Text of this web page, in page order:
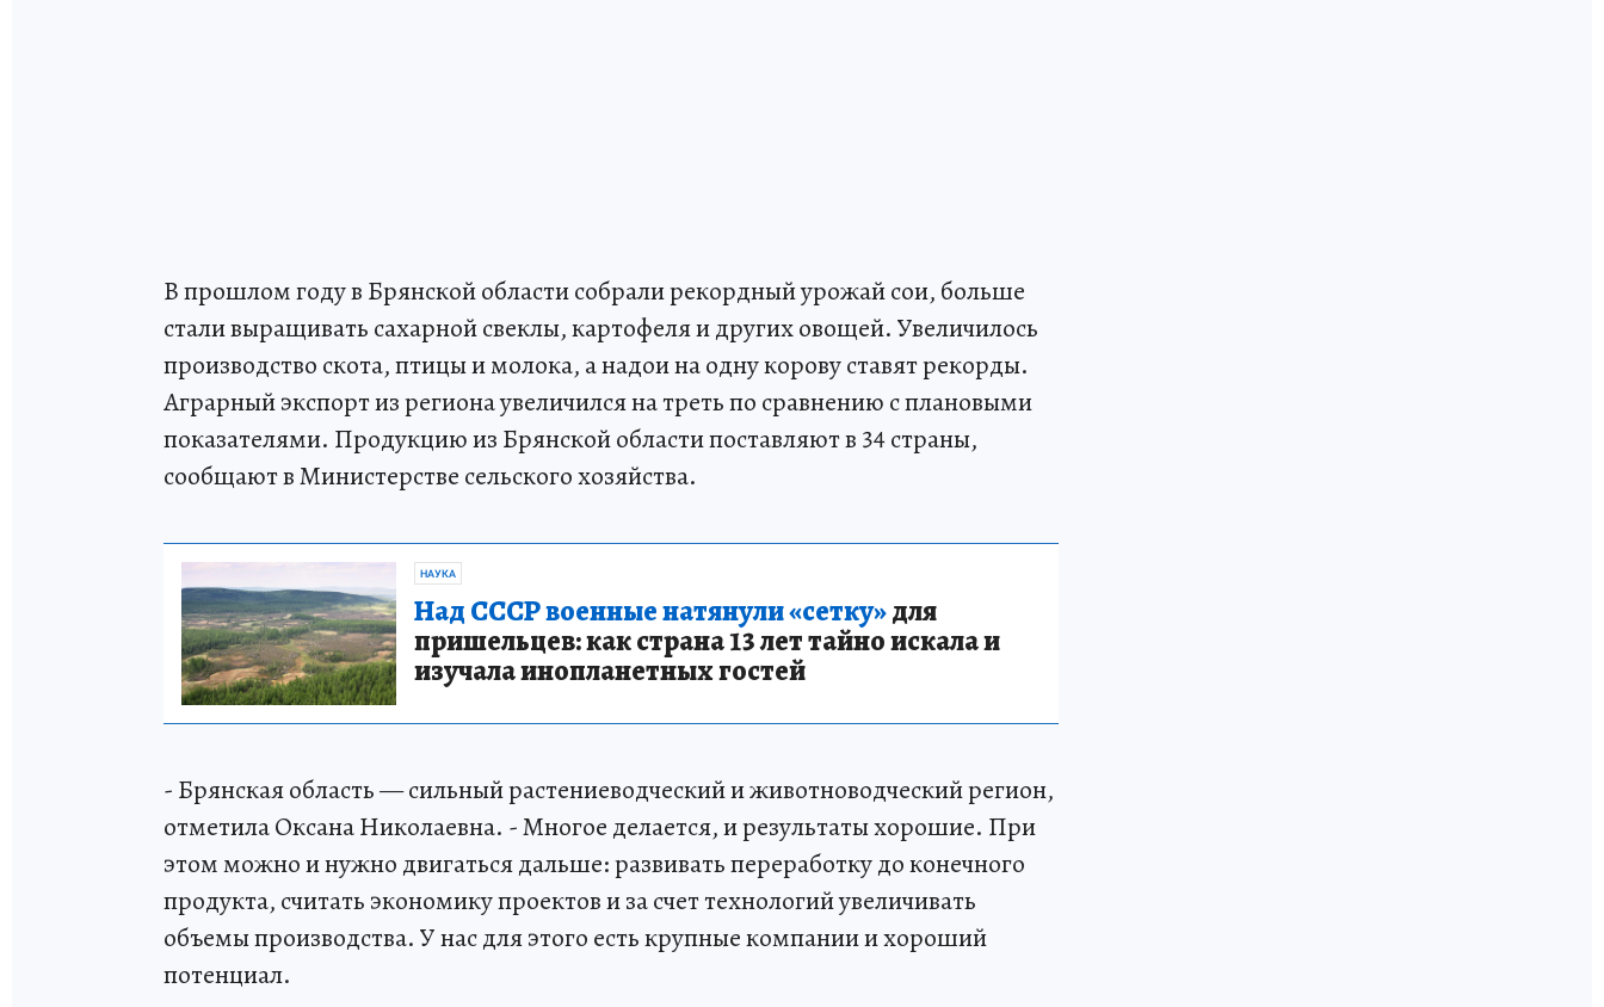
В прошлом году в Брянской области собрали рекордный урожай сои, больше
стали выращивать сахарной свеклы, картофеля и других овощей. Увеличилось
производство скота, птицы и молока, а надои на одну корову ставят рекорды.
Аграрный экспорт из региона увеличился на треть по сравнению с плановыми
показателями. Продукцию из Брянской области поставляют в 34 страны,
сообщают в Министерстве сельского хозяйства.
НАУКА
Над СССР военные натянули «сетку»для
пришельцев: как страна 13 лет тайно искала и
изучала инопланетных гостей
- Брянская область — сильный растениеводческий и животноводческий регион,
отметила Оксана Николаевна. - Многое делается, и результаты хорошие. При
этом можно и нужно двигаться дальше: развивать переработку до конечного
продукта, считать экономику проектов и за счет технологий увеличивать
объемы производства. У нас для этого есть крупные компании и хороший
потенциал.